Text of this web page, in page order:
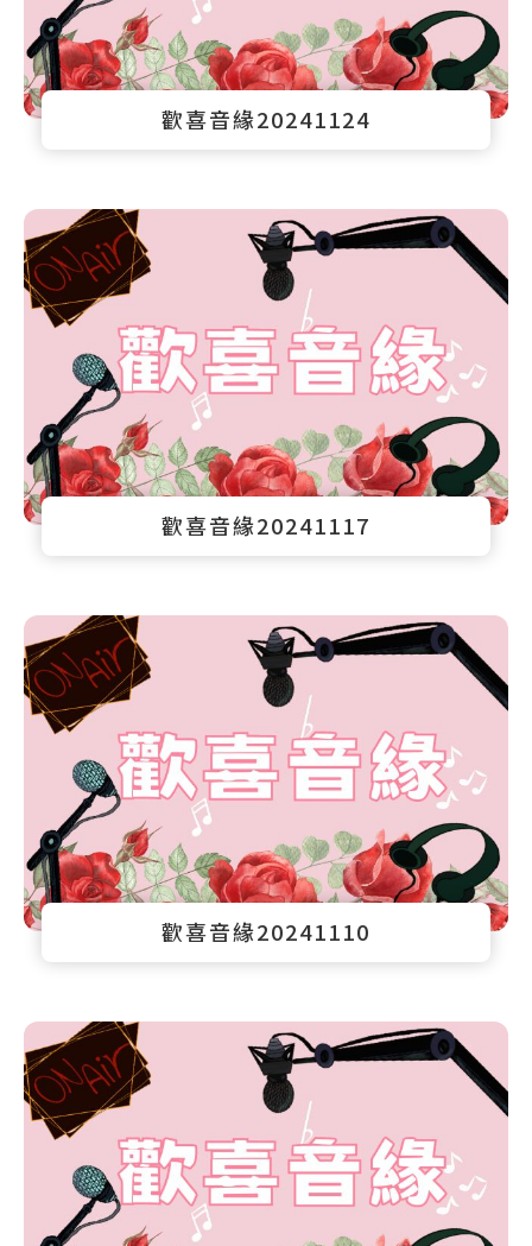
歡喜音緣20241124
歡喜音緣20241117
歡喜音緣20241110